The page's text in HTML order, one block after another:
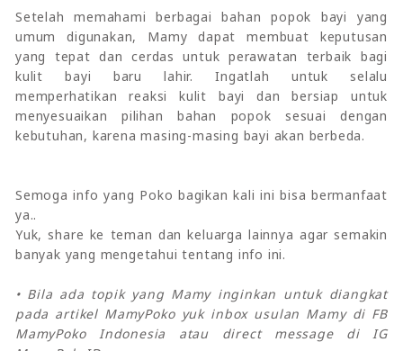
Setelah memahami berbagai bahan popok bayi yang
umum digunakan, Mamy dapat membuat keputusan
yang tepat dan cerdas untuk perawatan terbaik bagi
kulit bayi baru lahir. Ingatlah untuk selalu
memperhatikan reaksi kulit bayi dan bersiap untuk
menyesuaikan pilihan bahan popok sesuai dengan
kebutuhan, karena masing-masing bayi akan berbeda.
Semoga info yang Poko bagikan kali ini bisa bermanfaat
ya..
Yuk, share ke teman dan keluarga lainnya agar semakin
banyak yang mengetahui tentang info ini.
• Bila ada topik yang Mamy inginkan untuk diangkat
pada artikel MamyPoko yuk inbox usulan Mamy di FB
MamyPoko Indonesia atau direct message di IG